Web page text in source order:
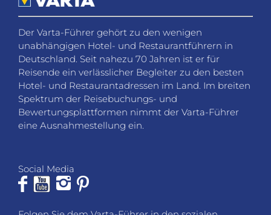
Der Varta-Führer gehört zu den wenigen
unabhängigen Hotel- und Restaurantführern in
Deutschland. Seit nahezu 70 Jahren ist er für
Reisende ein verlässlicher Begleiter zu den besten
Hotel- und Restaurantadressen im Land. Im breiten
Spektrum der Reisebuchungs- und
Bewertungsplattformen nimmt der Varta-Führer
eine Ausnahmestellung ein.
Social Media